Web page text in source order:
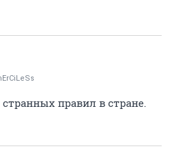
правил в стране.